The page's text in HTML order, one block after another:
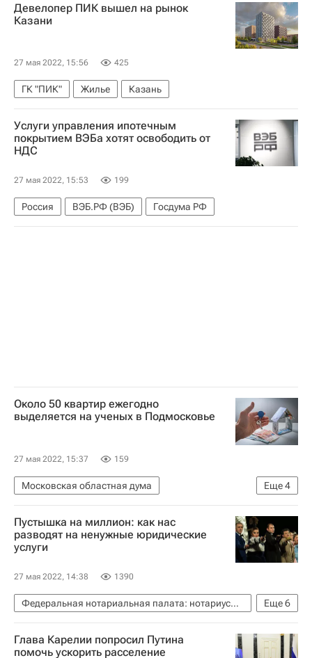
Россия
Девелопер ПИК вышел на рынок
Казани
27 мая 2022, 15:56 425
ГК "ПИК" Жилье Казань
Услуги управления ипотечным
покрытием ВЭБа хотят освободить от
НДС
27 мая 2022, 15:53 199
Россия ВЭБ.РФ (ВЭБ) Госдума РФ
Около 50 квартир ежегодно
выделяется на ученых в Подмосковье
27 мая 2022, 15:37 159
Еще4
Московская областная дума
Московская область (Подмосковье)
Игорь Брынцалов
Жилье Ипотека
Пустышка на миллион: как нас
разводят на ненужные юридические
услуги
27 мая 2022, 14:38 1390
Еще6
Федеральная нотариальная палата: нотариусы советуют
Нотариусы
Федеральная нотариальная палата
Глава Карелии попросил Путина
помочь ускорить расселение